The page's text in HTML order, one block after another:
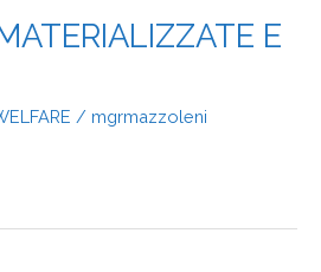
E
/ mgrmazzoleni